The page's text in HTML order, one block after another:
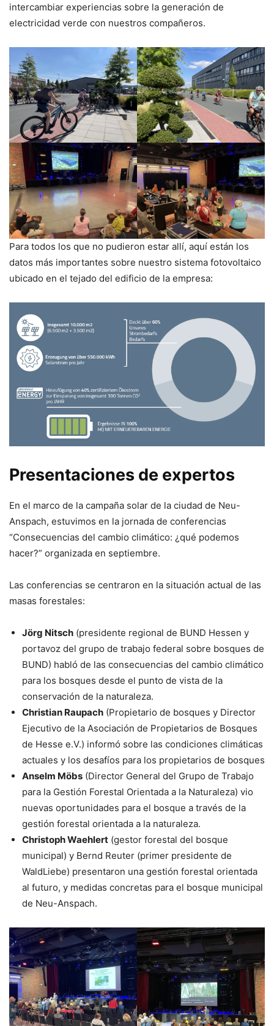
intercambiar experiencias sobre la generación de
electricidad verde con nuestros compañeros.
Para todos los que no pudieron estar allí, aquí están los
datos más importantes sobre nuestro sistema fotovoltaico
ubicado en el tejado del edificio de la empresa:
Presentaciones de expertos
En el marco de la campaña solar de la ciudad de Neu-
Anspach, estuvimos en la jornada de conferencias
“Consecuencias del cambio climático: ¿qué podemos
hacer?” organizada en septiembre.
Las conferencias se centraron en la situación actual de las
masas forestales:
Jörg Nitsch (presidente regional de BUND Hessen y
portavoz del grupo de trabajo federal sobre bosques de
BUND) habló de las consecuencias del cambio climático
para los bosques desde el punto de vista de la
conservación de la naturaleza.
Christian Raupach (Propietario de bosques y Director
Ejecutivo de la Asociación de Propietarios de Bosques
de Hesse e.V.) informó sobre las condiciones climáticas
actuales y los desafíos para los propietarios de bosques
Anselm Möbs (Director General del Grupo de Trabajo
para la Gestión Forestal Orientada a la Naturaleza) vio
nuevas oportunidades para el bosque a través de la
gestión forestal orientada a la naturaleza.
Christoph Waehlert (gestor forestal del bosque
municipal) y Bernd Reuter (primer presidente de
WaldLiebe) presentaron una gestión forestal orientada
al futuro, y medidas concretas para el bosque municipal
de Neu-Anspach.